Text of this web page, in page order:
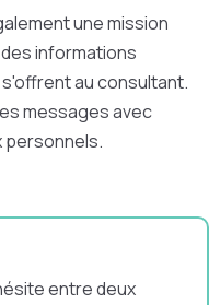
une mission
informations
au consultant.
messages avec
personnels.
entre deux